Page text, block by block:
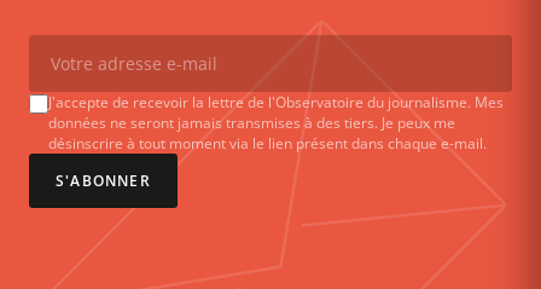
J'accepte de recevoir la lettre de l'Observatoire du journalisme. Mes
données ne seront jamais transmises à des tiers. Je peux me
désinscrire à tout moment via le lien présent dans chaque e-mail.
S'ABONNER